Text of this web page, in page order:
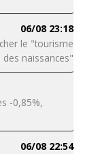
06/08 23:18
le "tourisme
des naissances"
-0,85%,
06/08 22:54